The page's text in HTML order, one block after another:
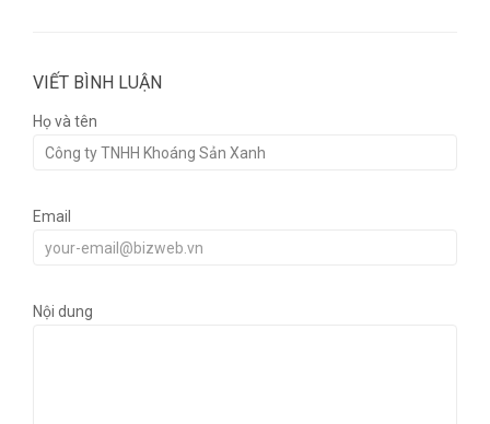
VIẾT BÌNH LUẬN
Họ và tên
Email
Nội dung